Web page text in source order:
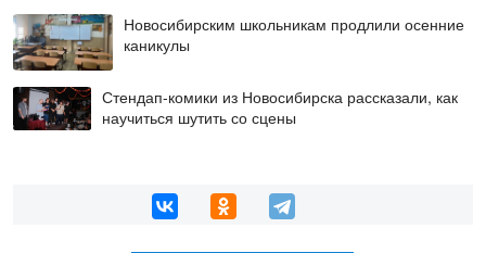
Новосибирским школьникам продлили осенние
каникулы
Стендап-комики из Новосибирска рассказали, как
научиться шутить со сцены